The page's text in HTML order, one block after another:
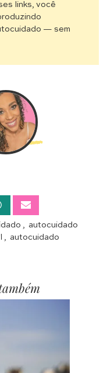
links, você
— sem
autocuidado
autocuidado